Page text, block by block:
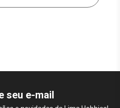
seu e-mail